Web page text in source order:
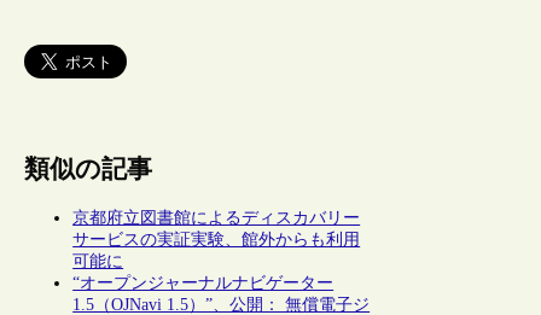
類似の記事
京都府立図書館によるディスカバリー
サービスの実証実験、館外からも利用
可能に
“オープンジャーナルナビゲーター
1.5（OJNavi 1.5）”、公開： 無償電子ジ